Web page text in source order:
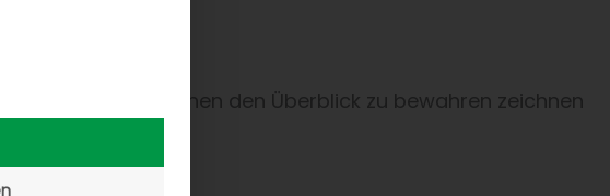
Situationen den Überblick zu bewahren zeichnen